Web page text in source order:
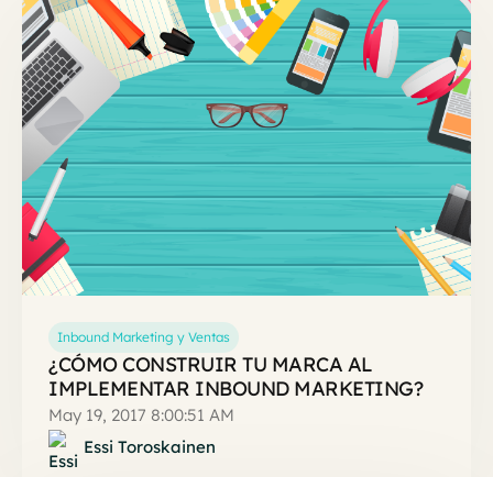
Inbound Marketing y Ventas
¿CÓMO CONSTRUIR TU MARCA AL
IMPLEMENTAR INBOUND MARKETING?
May 19, 2017 8:00:51 AM
Essi Toroskainen